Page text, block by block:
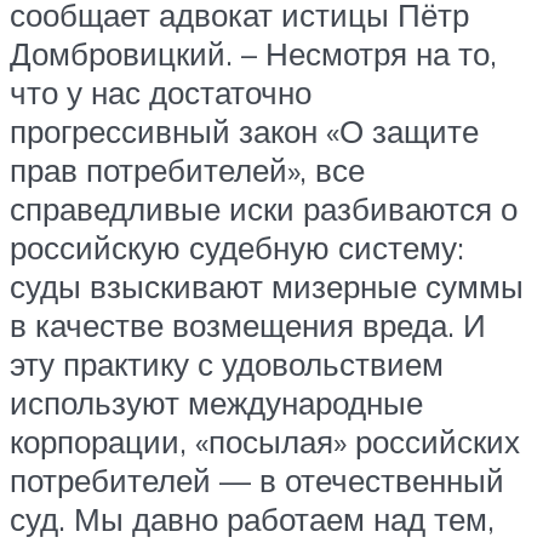
сообщает адвокат истицы Пётр
Домбровицкий. – Несмотря на то,
что у нас достаточно
прогрессивный закон «О защите
прав потребителей», все
справедливые иски разбиваются о
российскую судебную систему:
суды взыскивают мизерные суммы
в качестве возмещения вреда. И
эту практику с удовольствием
используют международные
корпорации, «посылая» российских
потребителей — в отечественный
суд. Мы давно работаем над тем,